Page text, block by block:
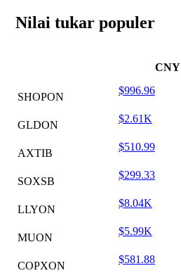
Nilai tukar populer
CNY
SHOPON
$996.96
GLDON
$2.61K
AXTIB
$510.99
SOXSB
$299.33
LLYON
$8.04K
MUON
$5.99K
COPXON
$581.88